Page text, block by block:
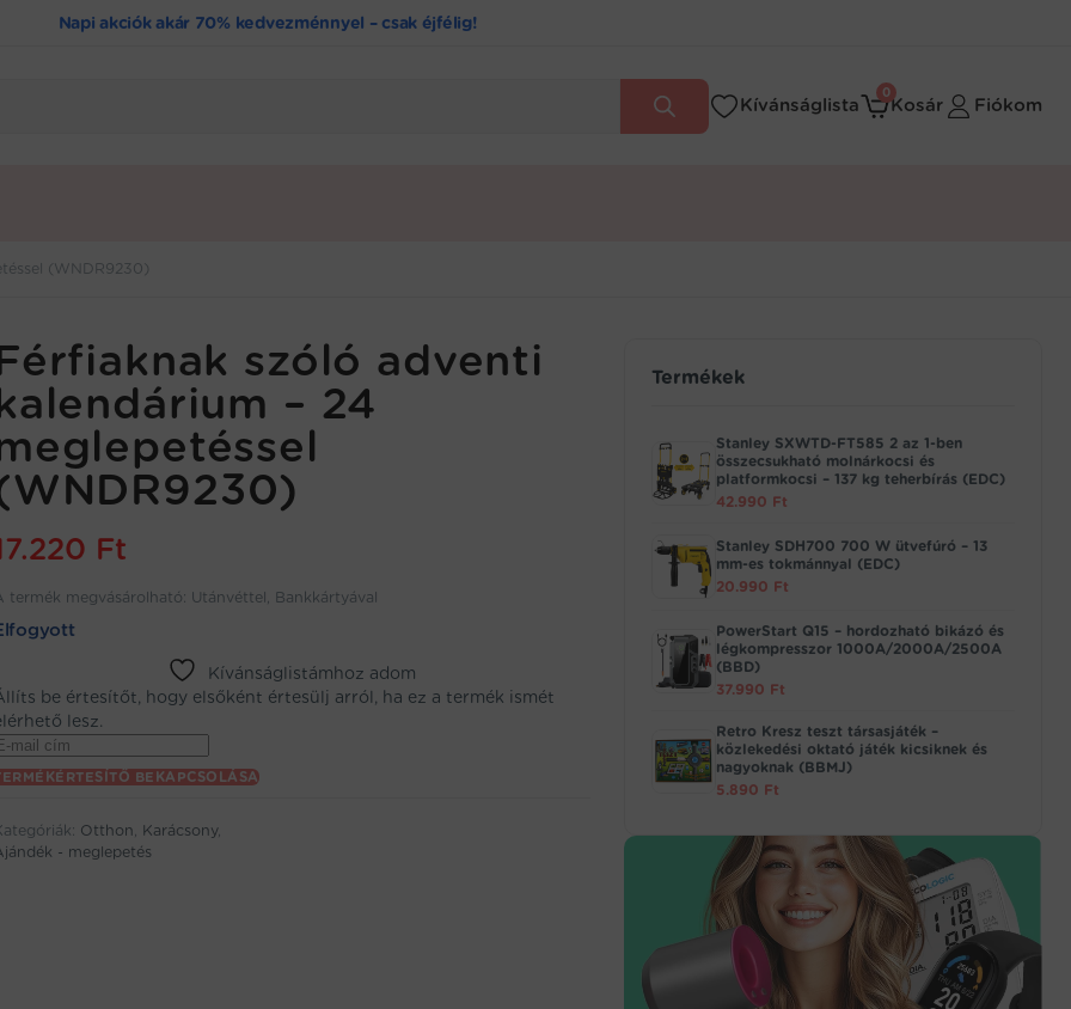
Napi akciók akár 70% kedvezménnyel – csak éjfélig!
Kívánságlista
0
Kosár Fiókom
(WNDR9230)
szóló adventi
– 24
Ft
termék megvásárolható: Utánvéttel, Bankkártyával
Kívánságlistámhoz adom
be értesítőt, hogy elsőként értesülj arról, ha ez a termék ismét
lesz.
BEKAPCSOLÁSA
Otthon, Karácsony,
- meglepetés
Termékek
Stanley SXWTD-FT585 2 az 1-ben
összecsukható molnárkocsi és
platformkocsi – 137 kg teherbírás (EDC)
42.990 Ft
Stanley SDH700 700 W ütvefúró – 13
mm-es tokmánnyal (EDC)
20.990 Ft
PowerStart Q15 – hordozható bikázó és
légkompresszor 1000A/2000A/2500A
(BBD)
37.990 Ft
Retro Kresz teszt társasjáték –
közlekedési oktató játék kicsiknek és
nagyoknak (BBMJ)
5.890 Ft